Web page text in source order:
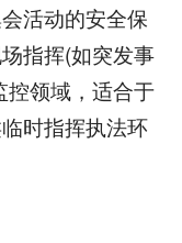
活动的安全保
指挥(如突发事
控领域，适合于
时指挥执法环